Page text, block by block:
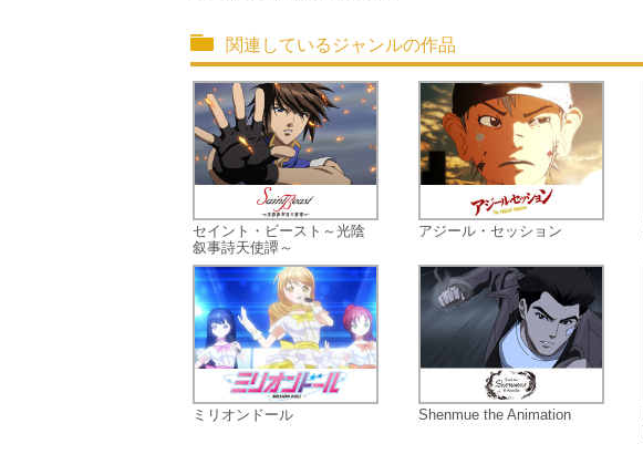
関連しているジャンルの作品
セイント・ビースト～光陰
叙事詩天使譚～
ミリオンドール
アジール・セッション
Shenmue the Animation